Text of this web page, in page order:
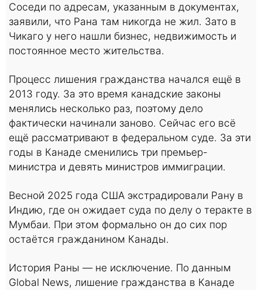
Соседи по адресам, указанным в документах,
заявили, что Рана там никогда не жил. Зато в
Чикаго у него нашли бизнес, недвижимость и
постоянное место жительства.
Процесс лишения гражданства начался ещё в
2013 году. За это время канадские законы
менялись несколько раз, поэтому дело
фактически начинали заново. Сейчас его всё
ещё рассматривают в федеральном суде. За эти
годы в Канаде сменились три премьер-
министра и девять министров иммиграции.
Весной 2025 года США экстрадировали Рану в
Индию, где он ожидает суда по делу о теракте в
Мумбаи. При этом формально он до сих пор
остаётся гражданином Канады.
История Раны — не исключение. По данным
Global News, лишение гражданства в Канаде